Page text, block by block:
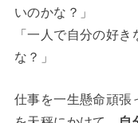
いのかな？」
「一人で自分の好
な？」
仕事を一生懸命頑張